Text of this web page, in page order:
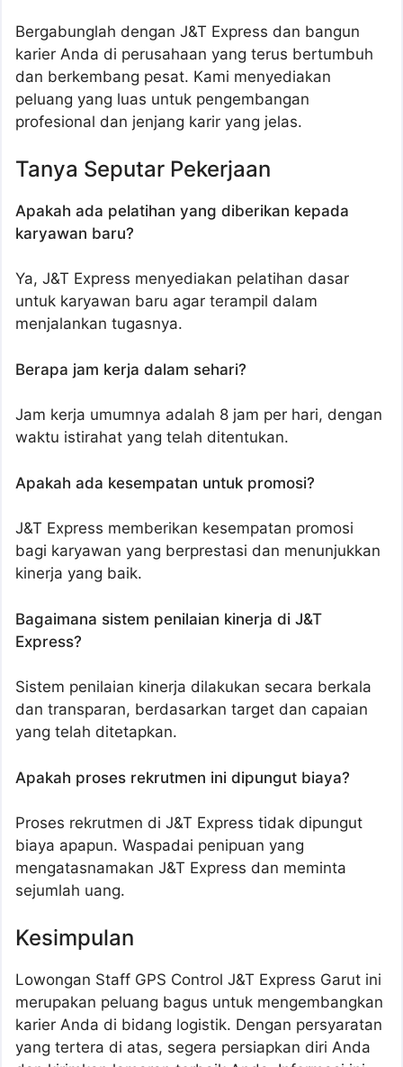
Bergabunglah dengan J&T Express dan bangun
karier Anda di perusahaan yang terus bertumbuh
dan berkembang pesat. Kami menyediakan
peluang yang luas untuk pengembangan
profesional dan jenjang karir yang jelas.
Tanya Seputar Pekerjaan
Apakah ada pelatihan yang diberikan kepada
karyawan baru?
Ya, J&T Express menyediakan pelatihan dasar
untuk karyawan baru agar terampil dalam
menjalankan tugasnya.
Berapa jam kerja dalam sehari?
Jam kerja umumnya adalah 8 jam per hari, dengan
waktu istirahat yang telah ditentukan.
Apakah ada kesempatan untuk promosi?
J&T Express memberikan kesempatan promosi
bagi karyawan yang berprestasi dan menunjukkan
kinerja yang baik.
Bagaimana sistem penilaian kinerja di J&T
Express?
Sistem penilaian kinerja dilakukan secara berkala
dan transparan, berdasarkan target dan capaian
yang telah ditetapkan.
Apakah proses rekrutmen ini dipungut biaya?
Proses rekrutmen di J&T Express tidak dipungut
biaya apapun. Waspadai penipuan yang
mengatasnamakan J&T Express dan meminta
sejumlah uang.
Kesimpulan
Lowongan Staff GPS Control J&T Express Garut ini
merupakan peluang bagus untuk mengembangkan
karier Anda di bidang logistik. Dengan persyaratan
yang tertera di atas, segera persiapkan diri Anda